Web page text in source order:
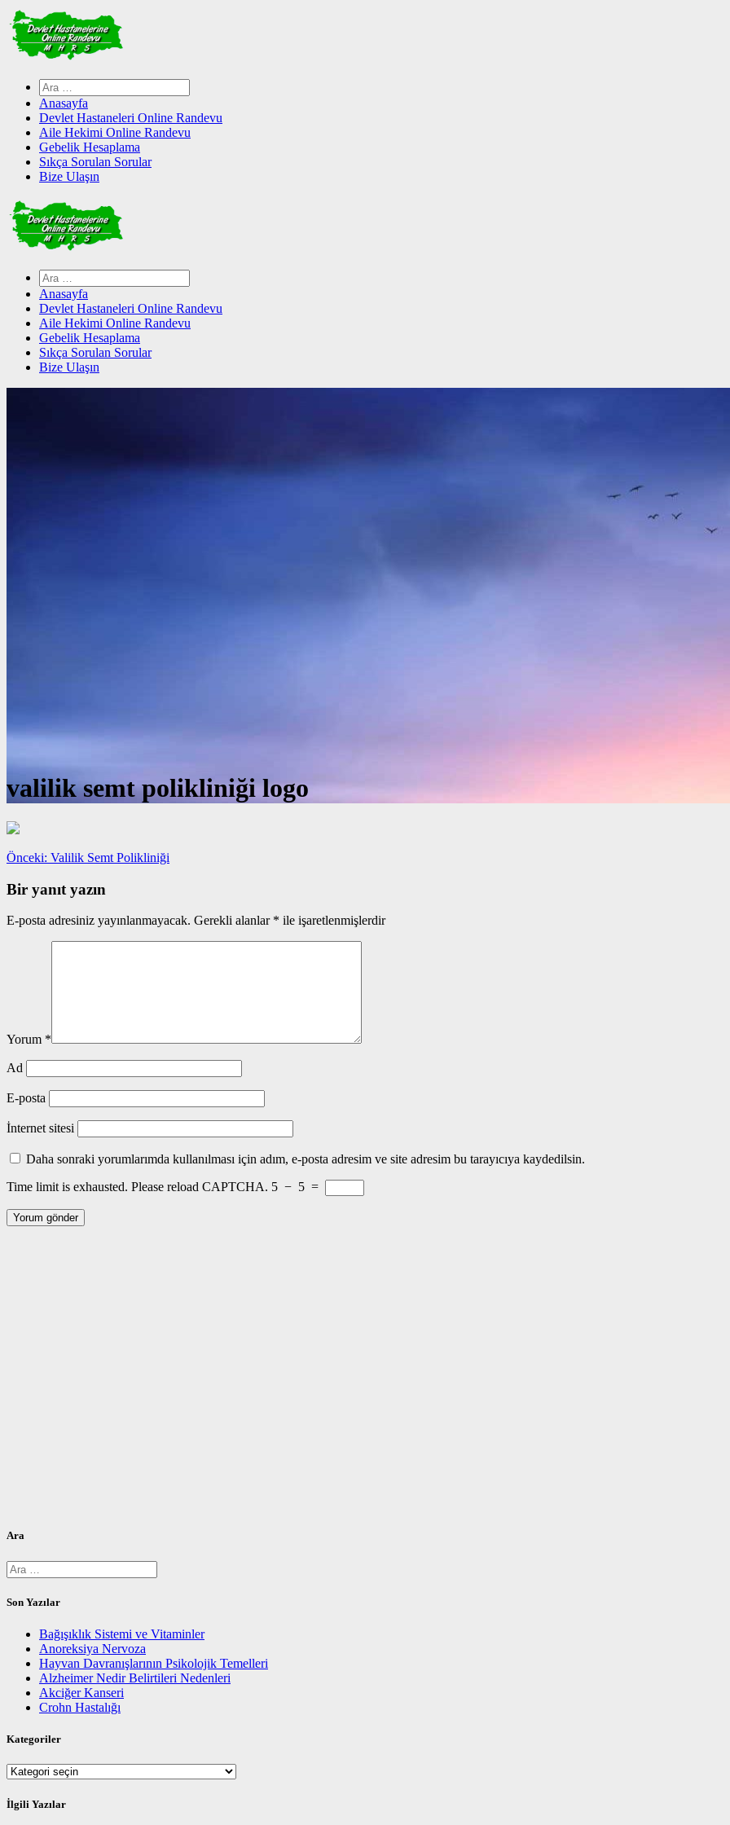
Skip
to
content
Arama:
Anasayfa
Devlet Hastaneleri Online Randevu
Aile Hekimi Online Randevu
Gebelik Hesaplama
Sıkça Sorulan Sorular
Bize Ulaşın
Arama:
Anasayfa
Devlet Hastaneleri Online Randevu
Aile Hekimi Online Randevu
Gebelik Hesaplama
Sıkça Sorulan Sorular
Bize Ulaşın
valilik semt polikliniği logo
Yazı
gezinmesi
Önceki: Önceki
Valilik Semt Polikliniği
Bir yanıt yazın
E-posta adresiniz yayınlanmayacak. Gerekli alanlar * ile işaretlenmişlerdir
Yorum *
Ad
E-posta
İnternet sitesi
Daha sonraki yorumlarımda kullanılması için adım, e-posta adresim ve site adresim bu tarayıcıya kaydedilsin.
Time limit is exhausted. Please reload CAPTCHA. 5 − 5 =
Ara
Arama:
Son Yazılar
Bağışıklık Sistemi ve Vitaminler
Anoreksiya Nervoza
Hayvan Davranışlarının Psikolojik Temelleri
Alzheimer Nedir Belirtileri Nedenleri
Akciğer Kanseri
Crohn Hastalığı
Kategoriler
Kategoriler
İlgili Yazılar